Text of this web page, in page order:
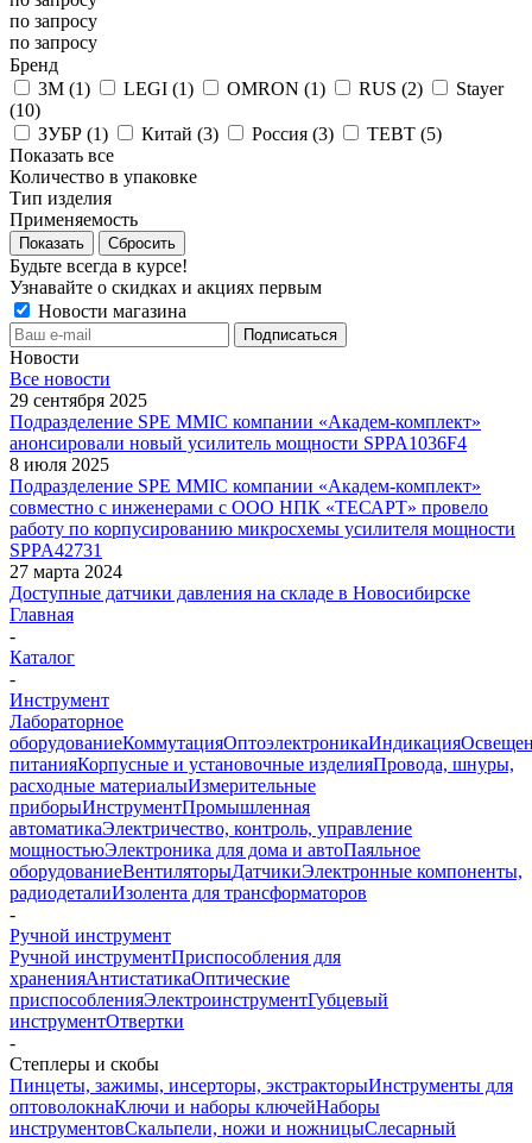
по запросу
по запросу
Бренд
3M (1) LEGI (1) OMRON (1) RUS (2)
Stayer
(10)
ЗУБР (1) Китай (3) Россия (3) ТЕВТ (5)
Показать все
Количество в упаковке
Тип изделия
Применяемость
Показать Сбросить
Будьте всегда в курсе!
Узнавайте о скидках и акциях первым
Новости магазина
Новости
Все новости
29 сентября 2025
Подразделение SPE MMIC компании «Академ-комплект»
анонсировали новый усилитель мощности SPPA1036F4
8 июля 2025
Подразделение SPE MMIC компании «Академ-комплект»
совместно с инженерами с ООО НПК «ТЕСАРТ» провело
работу по корпусированию микросхемы усилителя мощности
SPPA42731
27 марта 2024
Доступные датчики давления на складе в Новосибирске
Главная
-
Каталог
-
Инструмент
Лабораторное
оборудованиеКоммутацияОптоэлектроникаИндикация
питанияКорпусные и установочные изделияПровода, шнуры,
расходные материалыИзмерительные
приборыИнструментПромышленная
автоматикаЭлектричество, контроль, управление
мощностьюЭлектроника для дома и автоПаяльное
оборудованиеВентиляторыДатчикиЭлектронные компоненты,
радиодеталиИзолента для трансформаторов
-
Ручной инструмент
Ручной инструментПриспособления для
храненияАнтистатикаОптические
приспособленияЭлектроинструментГубцевый
инструментОтвертки
-
Степлеры и скобы
Пинцеты, зажимы, инсерторы, экстракторыИнструменты для
оптоволокнаКлючи и наборы ключейНаборы
инструментовСкальпели, ножи и ножницыСлесарный